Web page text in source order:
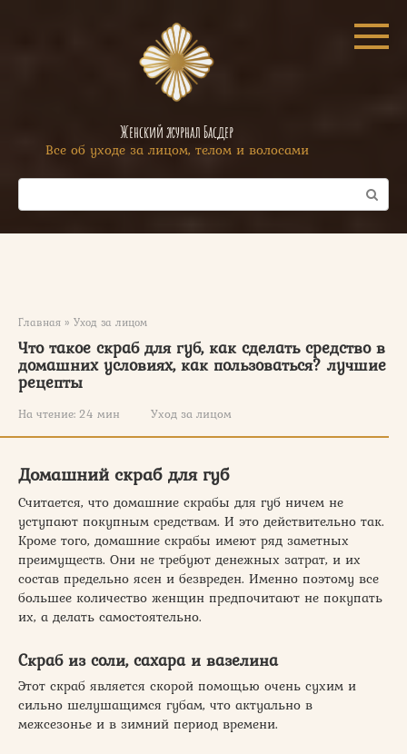
Женский журнал Басдер
Все об уходе за лицом, телом и волосами
Поиск:
Главная » Уход за лицом
Что такое скраб для губ, как сделать средство в
домашних условиях, как пользоваться? лучшие
рецепты
На чтение: 24 мин Уход за лицом
Домашний скраб для губ
Считается, что домашние скрабы для губ ничем не
уступают покупным средствам. И это действительно так.
Кроме того, домашние скрабы имеют ряд заметных
преимуществ. Они не требуют денежных затрат, и их
состав предельно ясен и безвреден. Именно поэтому все
большее количество женщин предпочитают не покупать
их, а делать самостоятельно.
Скраб из соли, сахара и вазелина
Этот скраб является скорой помощью очень сухим и
сильно шелушащимся губам, что актуально в
межсезонье и в зимний период времени.